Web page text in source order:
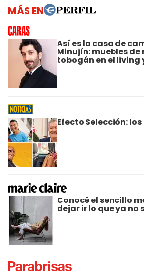
MÁS EN
Así es la casa de
Minujín: muebles de
tobogán en el living
Efecto Selección:
Conocé el sencillo
dejar ir lo que ya no